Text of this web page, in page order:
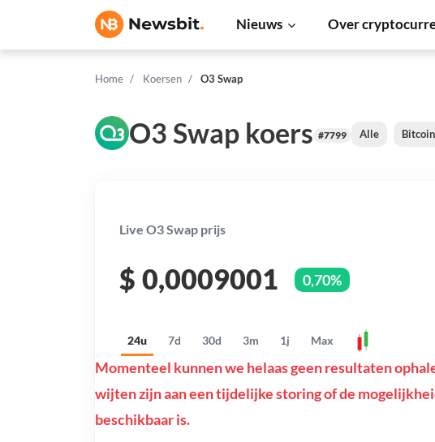
Nieuws Over
Home Koersen O3 Swap
O3 Swap koers #7799 Alle Bitcoin
Live O3 Swap prijs
$ 0,0009001 0,70%
24u 7d 30d 3m 1j Max
Momenteel kunnen we helaas geen resultaten
wijten zijn aan een tijdelijke storing of de
beschikbaar is.